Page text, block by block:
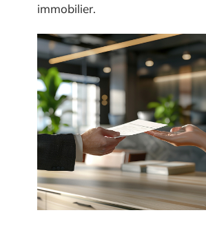
immobilier.